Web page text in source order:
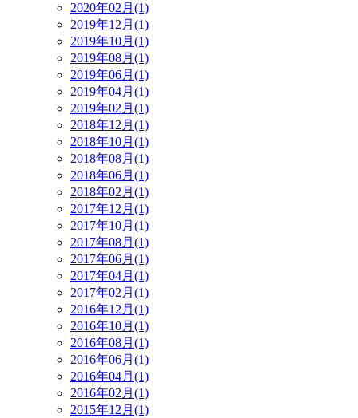
2020年02月(1)
2019年12月(1)
2019年10月(1)
2019年08月(1)
2019年06月(1)
2019年04月(1)
2019年02月(1)
2018年12月(1)
2018年10月(1)
2018年08月(1)
2018年06月(1)
2018年02月(1)
2017年12月(1)
2017年10月(1)
2017年08月(1)
2017年06月(1)
2017年04月(1)
2017年02月(1)
2016年12月(1)
2016年10月(1)
2016年08月(1)
2016年06月(1)
2016年04月(1)
2016年02月(1)
2015年12月(1)